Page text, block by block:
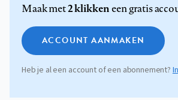
Maak met2 klikkeneen gratis
ACCOUNT AANMAKEN
Heb je al een account of een abonnement?